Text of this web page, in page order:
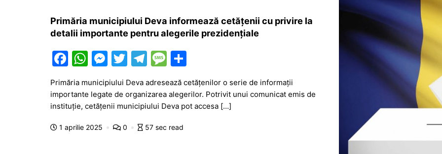
Primăria municipiului Deva informează cetățenii cu privire la
detalii importante pentru alegerile prezidențiale
F
a
c
e
b
o
W
at
s
A
M
e
s
s
e
T
itt
er
T
e
gr
a
M
s
s
a
ta
je
Primăria municipiului Deva adresează cetățenilor o serie de informații
importante legate de organizarea alegerilor. Potrivit unui comunicat emis de
instituție, cetățenii municipiului Deva pot accesa […]
1 aprilie 2025 0 57 sec read